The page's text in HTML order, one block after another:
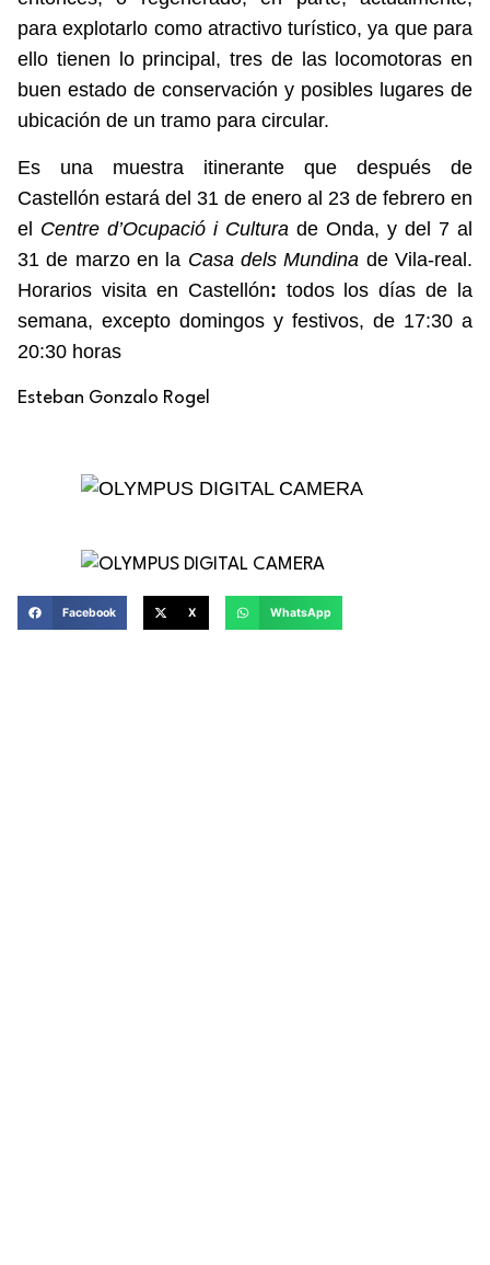
para explotarlo como atractivo turístico, ya que para
ello tienen lo principal, tres de las locomotoras en
buen estado de conservación y posibles lugares de
ubicación de un tramo para circular.
Es una muestra itinerante que después de
Castellón estará del 31 de enero al 23 de febrero en
el Centre d’Ocupació i Cultura de Onda, y del 7 al
31 de marzo en la Casa dels Mundina de Vila-real.
Horarios visita en Castellón: todos los días de la
semana, excepto domingos y festivos, de 17:30 a
20:30 horas
Esteban Gonzalo Rogel
Facebook X WhatsApp